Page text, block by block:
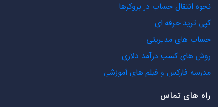
نحوه انتقال حساب در بروکرها
کپی ترید حرفه ای
حساب های مدیریتی
روش های کسب درآمد دلاری
مدرسه فارکس و فیلم های آموزشی
راه های تماس